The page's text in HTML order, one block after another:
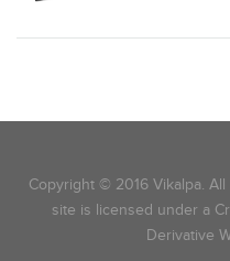
Copyright © 2016 Vikalpa.
site is licensed under a
Derivative